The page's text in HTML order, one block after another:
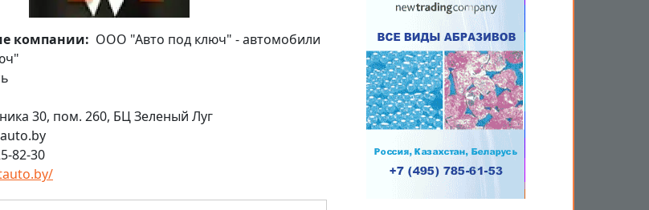
компании
ООО "Авто под ключ" - автомобили
30, пом. 260, БЦ Зеленый Луг
82-30